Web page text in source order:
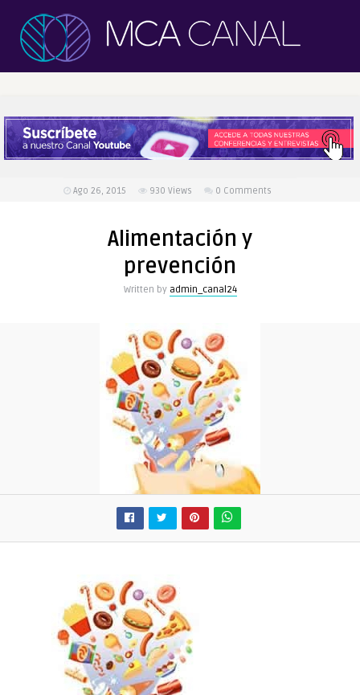
Ago 26, 2015 930 Views 0 Comments
Alimentación y
prevención
Written by admin_canal24